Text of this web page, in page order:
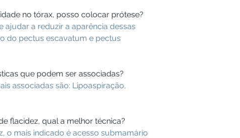
no tórax, posso colocar prótese?
ajudar a reduzir a aparência dessas
do pectus escavatum e pectus
que podem ser associadas?
associadas são: Lipoaspiração,
flacidez, qual a melhor técnica?
o mais indicado é acesso submamário